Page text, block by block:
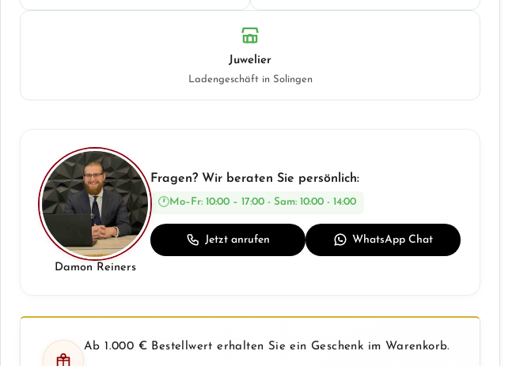
Juwelier
Ladengeschäft in Solingen
Damon Reiners
Fragen? Wir beraten Sie persönlich:
Mo–Fr: 10:00 – 17:00 - Sam: 10:00 - 14:00
Jetzt anrufen WhatsApp Chat
Ab 1.000 € Bestellwert erhalten Sie ein Geschenk im Warenkorb.